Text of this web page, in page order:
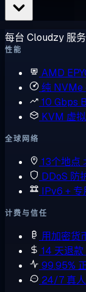
每台 Cloudzy 服
性能
AMD
纯 NVMe
10 Gbps
KVM 虚
全球网络
13个地点
DDoS 防
IPv6 +
计费与信任
用加密货
14 天退款
99.95%
24/7 真